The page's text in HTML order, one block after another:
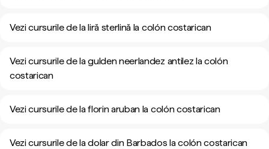
Vezi cursurile de la liră sterlină la colón costarican
Vezi cursurile de la gulden neerlandez antilez la colón
costarican
Vezi cursurile de la florin aruban la colón costarican
Vezi cursurile de la dolar din Barbados la colón costarican